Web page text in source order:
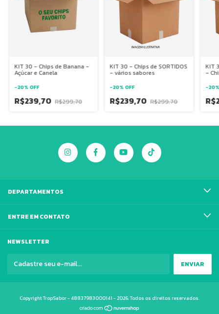
KIT 30 - Chips de Banana -
Açúcar e Canela
-20% OFF
R$239,70 R$299,70
KIT 30 - Chips de SORTIDOS
- vários sabores
-20% OFF
R$239,70 R$299,70
KIT
-
-20
DEPARTAMENTOS
ENTRE EM CONTATO
NEWSLETTER
Copyright TropSabor - 48837983000141 - 2026. Todos os direitos reservados.